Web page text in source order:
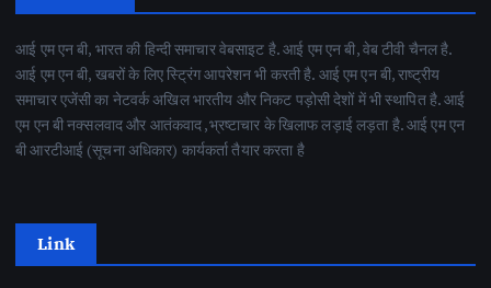
आई एम एन बी, भारत की हिन्दी समाचार वेबसाइट है. आई एम एन बी, वेब टीवी चैनल है.
आई एम एन बी, खबरों के लिए स्ट्रिंग आपरेशन भी करती है. आई एम एन बी, राष्ट्रीय
समाचार एजेंसी का नेटवर्क अखिल भारतीय और निकट पड़ोसी देशों में भी स्थापित है. आई
एम एन बी नक्सलवाद और आतंकवाद ,भ्रष्टाचार के खिलाफ लड़ाई लड़ता है. आई एम एन
बी आरटीआई (सूचना अधिकार) कार्यकर्ता तैयार करता है
Link